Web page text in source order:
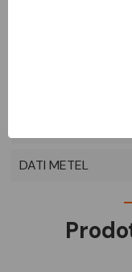
2,4 A 5 V con 1 uscita
ottimizzate per
mm2 (3G1,5), spina
DATI METEL